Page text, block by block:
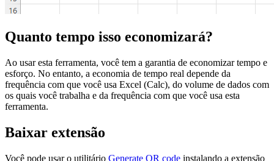
Quanto tempo isso economizará?
Ao usar esta ferramenta, você tem a garantia de economizar tempo e
esforço. No entanto, a economia de tempo real depende da
frequência com que você usa Excel (Calc), do volume de dados com
os quais você trabalha e da frequência com que você usa esta
ferramenta.
Baixar extensão
Você pode usar o utilitário Generate QR code instalando a extensão